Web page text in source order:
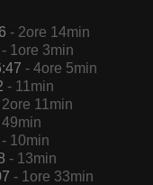
- 2ore 14min
- 1ore 3min
- 4ore 5min
- 11min
2ore 11min
49min
- 10min
- 13min
- 1ore 33min